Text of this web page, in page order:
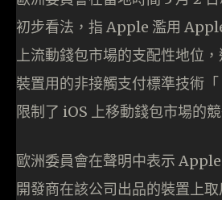
初步看法，指 Apple 濫用
上流動錢包市場的支配性地位
裝置用的非接觸支付標準技術
限制了 iOS 上移動錢包市場的競
歐洲委員會在聲明中表示
開發商在該公司出品的裝置上